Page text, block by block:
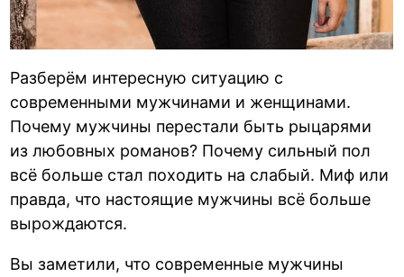
Разберём интересную ситуацию с
современными мужчинами и женщинами.
Почему мужчины перестали быть рыцарями
из любовных романов? Почему сильный пол
всё больше стал походить на слабый. Миф или
правда, что настоящие мужчины всё больше
вырождаются.
Вы заметили, что современные мужчины